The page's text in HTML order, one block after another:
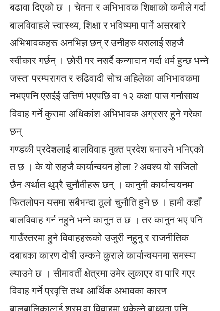
बढावा दिएको छ । चेतना र अभिभावक शिक्षाको कमीले गर्दा
बालविवाहले स्वास्थ्य, शिक्षा र भविष्यमा पार्ने असरबारे
अभिभावकहरू अनभिज्ञ छन् र उनीहरु यसलाई सहजै
स्वीकार गर्छन् । छोरी पर नसर्दै कन्यादान गर्दा धर्म हुन्छ भन्ने
जस्ता परम्परागत र रुढिवादी सोच अहिलेका अभिभावकमा
नभएपनि एसईई उत्तिर्ण भएपछि वा १२ कक्षा पास गर्नासाथ
विवाह गर्ने कुरामा अधिकांश अभिभावक अग्रसर हुने गरेका
छन् ।
गण्डकी प्रदेशलाई बालविवाह मुक्त प्रदेश बनाउने भनिएको
त छ । के यो सहजै कार्यान्वयन होला ? अवश्य यो सजिलो
छैन अर्थात थुप्रै चुनौतीहरू छन् । कानुनी कार्यान्वयनमा
फितलोपन यसमा सबैभन्दा ठूलो चुनौति हुने छ । हामी कहाँ
बालविवाह गर्न नहुने भन्ने कानुन त छ । तर कानुन भए पनि
गाउँस्तरमा हुने विवाहहरूको उजुरी नहुनु र राजनीतिक
दबाबका कारण दोषी उम्कने कुराले कार्यान्वयनमा समस्या
ल्याउने छ । सीमावर्ती क्षेत्रमा उमेर लुकाएर वा पारि गएर
विवाह गर्ने प्रवृत्ति तथा आर्थिक अभावका कारण